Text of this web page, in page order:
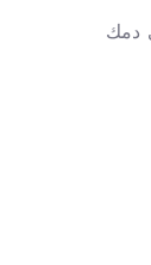
دمك